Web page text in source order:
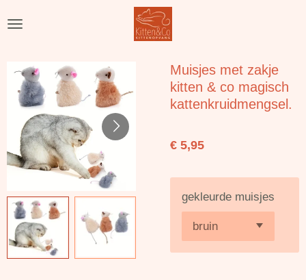
direct
hoofdinhoud
Muisjes met zakje
kitten & co magisch
kattenkruidmengsel.
€ 5,95
gekleurde muisjes